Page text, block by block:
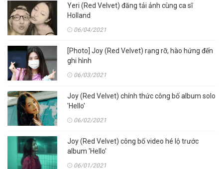
Yeri (Red Velvet) đăng tải ảnh cùng ca sĩ
Holland
06/04/2021
[Photo] Joy (Red Velvet) rạng rỡ, hào hứng đến
ghi hình
06/03/2021
Joy (Red Velvet) chính thức công bố album solo
'Hello'
06/02/2021
Joy (Red Velvet) công bố video hé lộ trước
album 'Hello'
06/01/2021